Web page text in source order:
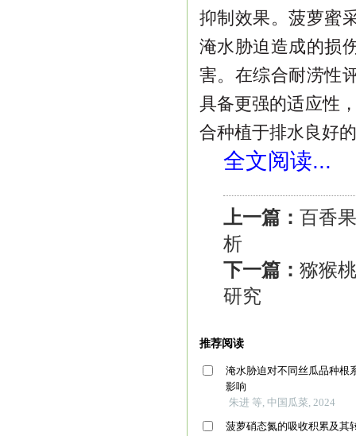
抑制效果。菠萝蜜
淹水胁迫造成的损
害。在综合耐涝性
具备更强的适应性
合种植于排水良好
全文阅读...
上一篇： 百香
析
下一篇： 猕猴
研究